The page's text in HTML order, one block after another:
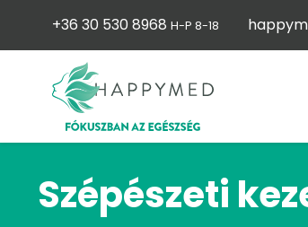
+36 30 530 8968 H-P 8-18
Szépészeti